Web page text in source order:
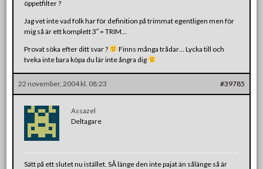
öppetfilter ?
Jag vet inte vad folk har för definition på trimmat egentligen men för
mig så är ett komplett 3″ = TRIM…
Provat söka efter ditt svar ?
Finns många trådar… Lycka till och
tveka inte bara köpa du lär inte ångra dig
22 november, 2004 kl. 08:23 #39785
Assazel
Deltagare
Sätt på ett slutet nu istället. SÅ länge den inte pajat än sålänge så är